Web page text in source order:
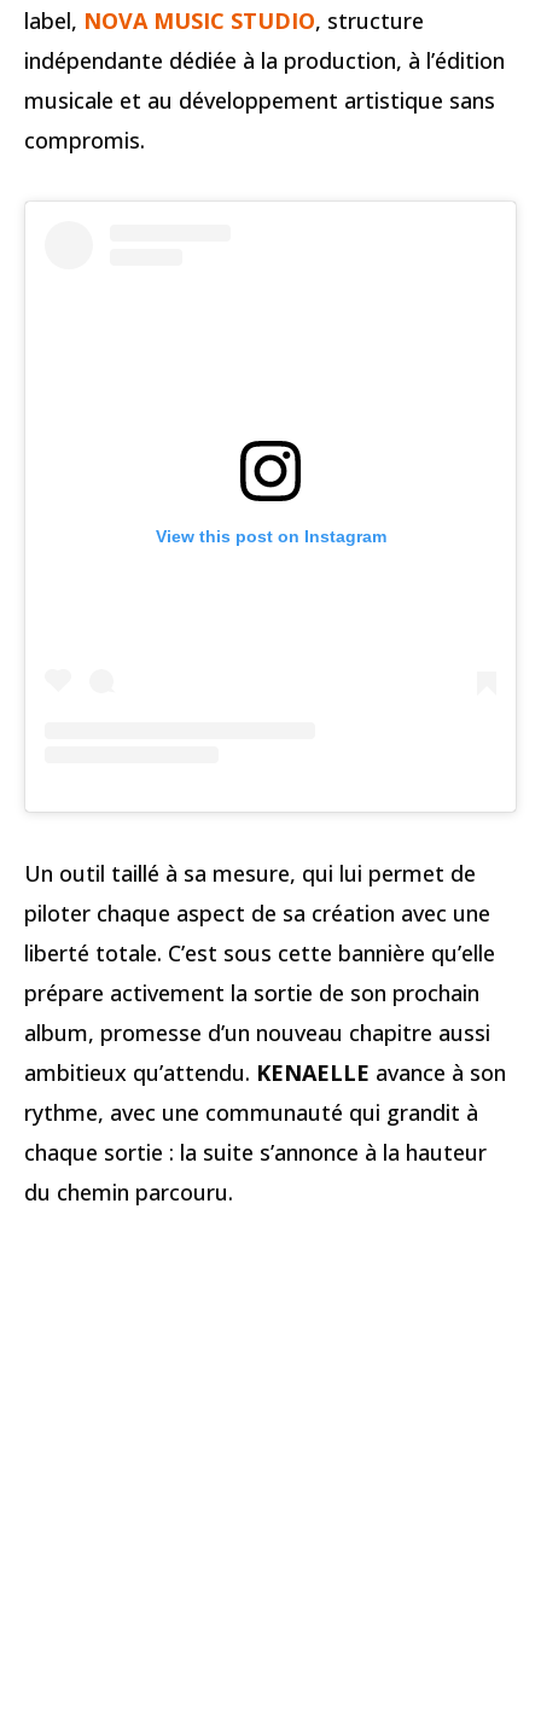
label, NOVA MUSIC STUDIO, structure
indépendante dédiée à la production, à l’édition
musicale et au développement artistique sans
compromis.
View this post on Instagram
Un outil taillé à sa mesure, qui lui permet de
piloter chaque aspect de sa création avec une
liberté totale. C’est sous cette bannière qu’elle
prépare activement la sortie de son prochain
album, promesse d’un nouveau chapitre aussi
ambitieux qu’attendu. KENAELLE avance à son
rythme, avec une communauté qui grandit à
chaque sortie : la suite s’annonce à la hauteur
du chemin parcouru.